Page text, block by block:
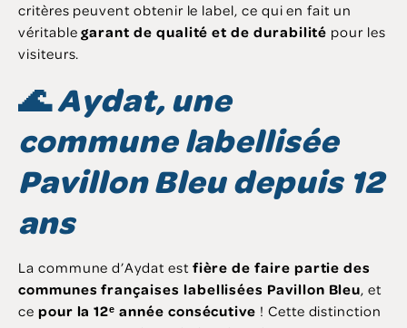
critères peuvent obtenir le label, ce qui en fait un
véritablegarant de qualité et de durabilité pour les
visiteurs.
🌊Aydat, une
commune labellisée
Pavillon Bleu depuis 12
ans
La commune d’Aydat est fière de faire partie des
communes françaises labellisées Pavillon Bleu, et
ce pour la 12ᵉ année consécutive ! Cette distinction